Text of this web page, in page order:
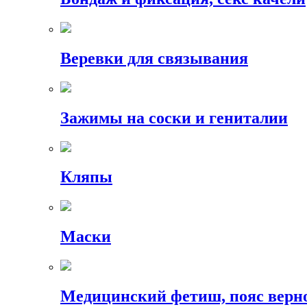
Веревки для связывания
Зажимы на соски и гениталии
Кляпы
Маски
Медицинский фетиш, пояс